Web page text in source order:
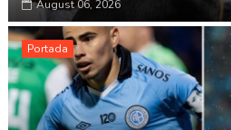
August 06, 2026
Portada